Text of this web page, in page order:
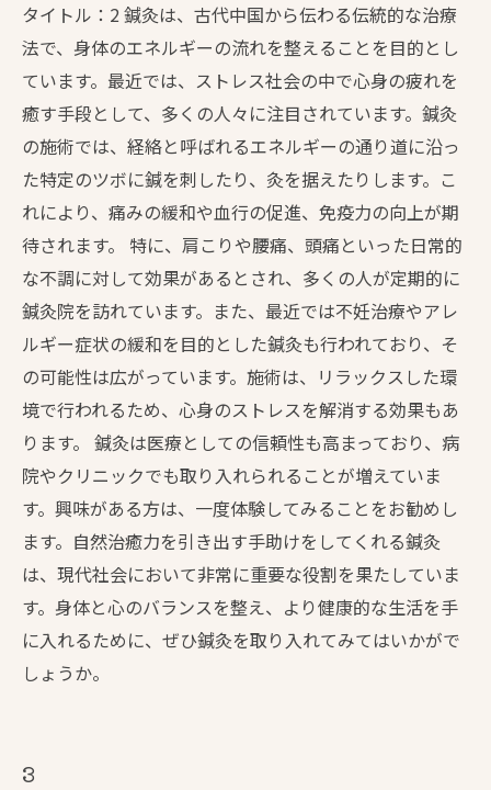
タイトル：2 鍼灸は、古代中国から伝わる伝統的な治療
法で、身体のエネルギーの流れを整えることを目的とし
ています。最近では、ストレス社会の中で心身の疲れを
癒す手段として、多くの人々に注目されています。鍼灸
の施術では、経絡と呼ばれるエネルギーの通り道に沿っ
た特定のツボに鍼を刺したり、灸を据えたりします。こ
れにより、痛みの緩和や血行の促進、免疫力の向上が期
待されます。 特に、肩こりや腰痛、頭痛といった日常的
な不調に対して効果があるとされ、多くの人が定期的に
鍼灸院を訪れています。また、最近では不妊治療やアレ
ルギー症状の緩和を目的とした鍼灸も行われており、そ
の可能性は広がっています。施術は、リラックスした環
境で行われるため、心身のストレスを解消する効果もあ
ります。 鍼灸は医療としての信頼性も高まっており、病
院やクリニックでも取り入れられることが増えていま
す。興味がある方は、一度体験してみることをお勧めし
ます。自然治癒力を引き出す手助けをしてくれる鍼灸
は、現代社会において非常に重要な役割を果たしていま
す。身体と心のバランスを整え、より健康的な生活を手
に入れるために、ぜひ鍼灸を取り入れてみてはいかがで
しょうか。
3